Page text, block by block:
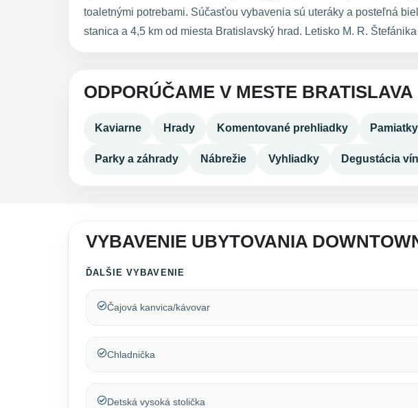
toaletnými potrebami. Súčasťou vybavenia sú uteráky a posteľná
stanica a 4,5 km od miesta Bratislavský hrad. Letisko M. R.
ODPORÚČAME V MESTE BRATISLAVA
Kaviarne Hrady Komentované prehliadky Pamiatky
Parky a záhrady Nábrežie Vyhliadky Degustácia
VYBAVENIE UBYTOVANIA
ĎALŠIE VYBAVENIE
Čajová kanvica/kávovar
Chladnička
Detská vysoká stolička